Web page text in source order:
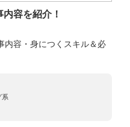
容を紹介！
容・身につくスキル＆必
系